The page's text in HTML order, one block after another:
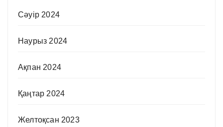
Сәуір 2024
Наурыз 2024
Ақпан 2024
Қаңтар 2024
Желтоқсан 2023